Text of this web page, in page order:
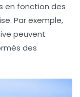
en fonction des
Par exemple,
peuvent
des